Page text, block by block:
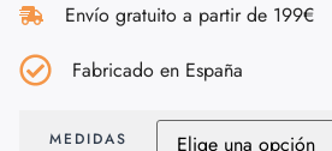
Envío gratuito a partir de 199€
Fabricado en España
MEDIDAS